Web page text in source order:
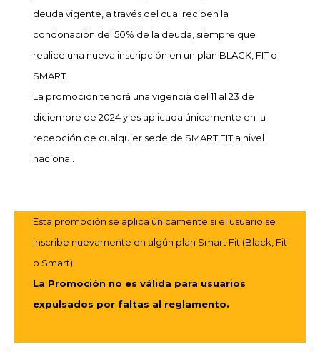
deuda vigente, a través del cual reciben la
condonación del 50% de la deuda, siempre que
realice una nueva inscripción en un plan BLACK, FIT o
SMART.
La promoción tendrá una vigencia del 11 al 23 de
diciembre de 2024 y es aplicada únicamente en la
recepción de cualquier sede de SMART FIT a nivel
nacional.
Esta promoción se aplica únicamente si el usuario se
inscribe nuevamente en algún plan Smart Fit (Black, Fit
o Smart).
La Promoción no es válida para usuarios
expulsados por faltas al reglamento.